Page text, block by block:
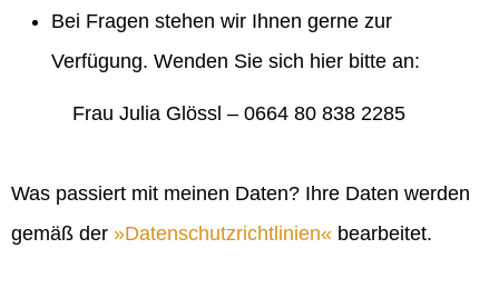
Bei Fragen stehen wir Ihnen gerne zur
Verfügung. Wenden Sie sich hier bitte an:
Frau Julia Glössl – 0664 80 838 2285
Was passiert mit meinen Daten? Ihre Daten werden
gemäß der
Datenschutzrichtlinien bearbeitet.